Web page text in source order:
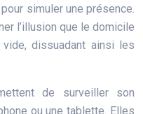
simuler une présence.
l’illusion que le domicile
dissuadant ainsi les
de surveiller son
ou une tablette. Elles